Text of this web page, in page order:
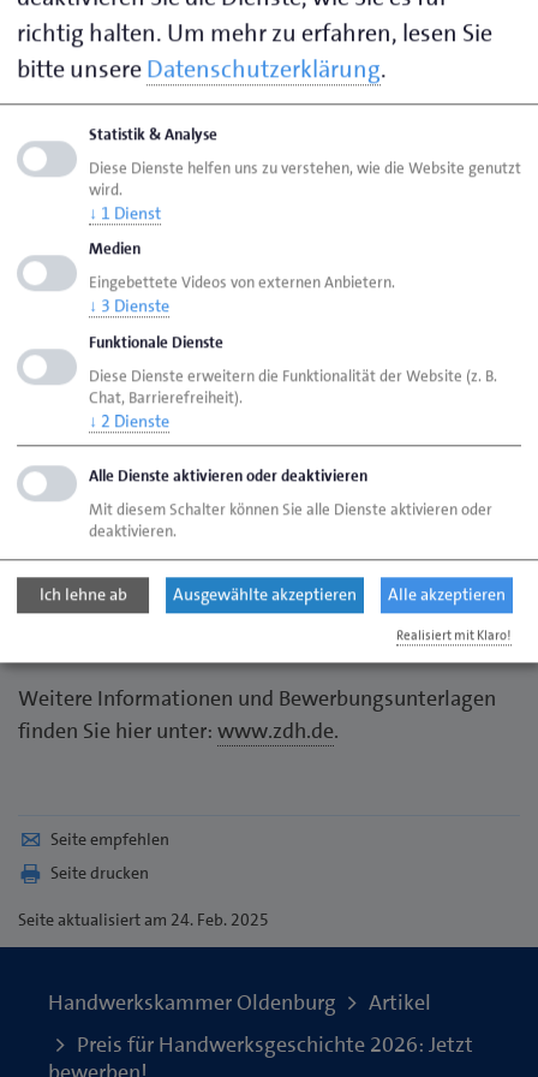
historischen Kontext sichtbar zu machen.
Mit dem Preis für Handwerksgeschichte möchte der
ZDH Handwerksbetriebe und -organisationen
ermutigen, ihre eigene Geschichte zu erforschen, zu
dokumentieren und einer breiten Öffentlichkeit
zugänglich zu machen. Ob in Form von Chroniken,
Dokumentationen, Ausstellungen oder digitalen
Formaten – diese Arbeiten leisten nicht nur einen
wertvollen Beitrag zur Wissenschaft, sondern stärken
auch die Identität und Sichtbarkeit des Handwerks.
Aufgrund der großen Resonanz wird der Preis nun alle
zwei Jahre verliehen. Ab 2028 wechselt er sich mit
einem Wissenschaftspreis ab.
Bewerbungen sind ab sofort bis zum 16. Juni 2025
möglich. Die Preisverleihung findet am 30. Januar
2026 im Haus des Deutschen Handwerks in Berlin
Weitere Informationen und Bewerbungsunterlagen
finden Sie hier unter: www.zdh.de.
Seite empfehlen
Seite drucken
Seiteaktualisiert am 24. Feb. 2025
Handwerkskammer Oldenburg
Artikel
Preis für Handwerksgeschichte 2026: Jetzt
richtig halten. Um mehr zu erfahren, lesen Sie
bitte unsereDatenschutzerklärung.
Statistik & Analyse
Diese Dienste helfen uns zu verstehen, wie die Website genutzt
wird.
↓ 1 Dienst
Medien
Eingebettete Videos von externen Anbietern.
↓ 3 Dienste
Funktionale Dienste
Diese Dienste erweitern die Funktionalität der Website (z. B.
Chat, Barrierefreiheit).
↓ 2 Dienste
Alle Dienste aktivieren oder deaktivieren
Mit diesem Schalter können Sie alle Dienste aktivieren oder
deaktivieren.
Ich lehne ab Ausgewählte akzeptieren Alle akzeptieren
Realisiert mit Klaro!